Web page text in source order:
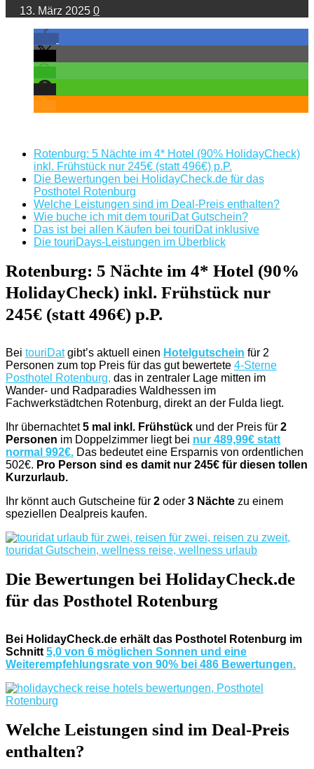
13. März 2025 0
Rotenburg: 5 Nächte im 4* Hotel (90% HolidayCheck)
inkl. Frühstück nur 245€ (statt 496€) p.P.
Die Bewertungen bei HolidayCheck.de für das
Posthotel Rotenburg
Welche Leistungen sind im Deal-Preis enthalten?
Wie buche ich mit dem touriDat Gutschein?
Das ist bei allen Käufen bei touriDat inklusive
Die touriDays-Leistungen im Überblick
Rotenburg: 5 Nächte im 4* Hotel (90%
HolidayCheck) inkl. Frühstück nur
245€ (statt 496€) p.P.
Bei touriDatgibt’s aktuell einen Hotelgutschein für 2
Personen zum top Preis für das gut bewertete 4-Sterne
Posthotel Rotenburg, das in zentraler Lage mitten im
Wander- und Radparadies Waldhessen im
Fachwerkstädtchen Rotenburg, direkt an der Fulda liegt.
Ihr übernachtet5 mal inkl. Frühstück und der Preis für 2
Personen im Doppelzimmer liegt bei nur 489,99€ statt
normal 992€. Das bedeutet eine Ersparnis von ordentlichen
502€. Pro Person sind es damit nur 245€ für diesen tollen
Kurzurlaub.
Ihr könnt auch Gutscheine für 2 oder 3 Nächte zu einem
speziellen Dealpreis kaufen.
Die Bewertungen bei HolidayCheck.de
für das Posthotel Rotenburg
Bei HolidayCheck.de erhält das Posthotel Rotenburg im
Schnitt 5,0 von 6 möglichen Sonnen und eine
Weiterempfehlungsrate von 90% bei 486 Bewertungen.
Welche Leistungen sind im Deal-Preis
enthalten?